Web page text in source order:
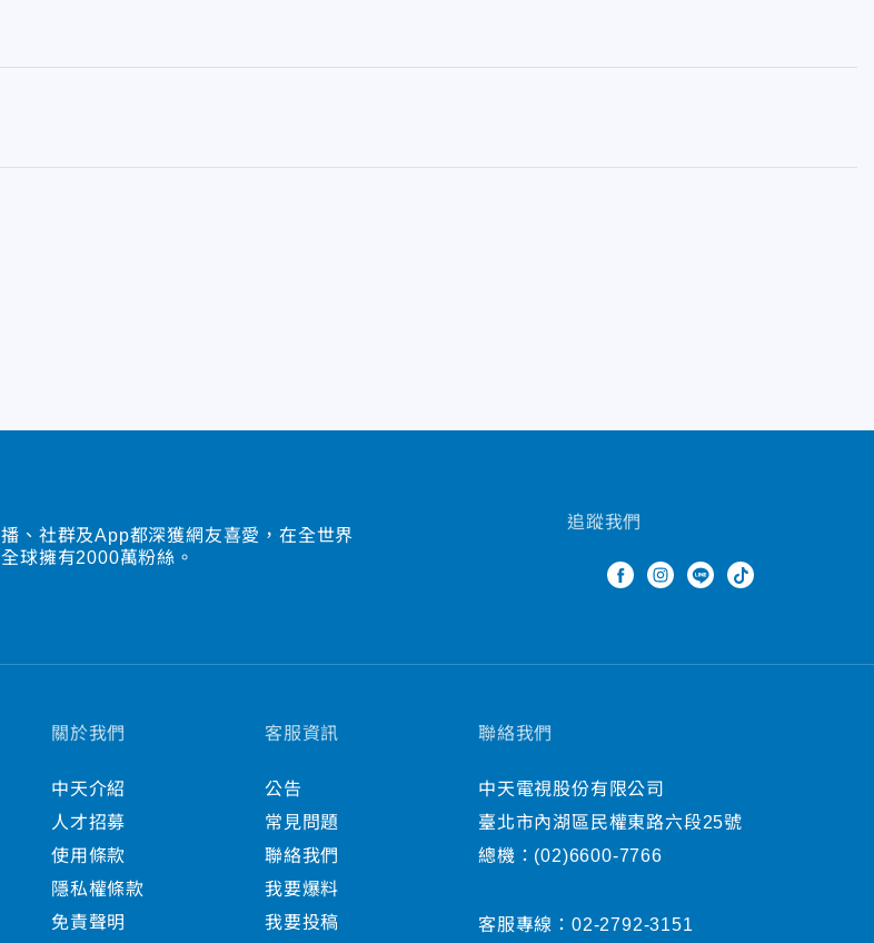
、社群及App都深獲網友喜愛，在全世界
球擁有2000萬粉絲。
追蹤我們
關於我們
中天介紹
人才招募
使用條款
隱私權條款
免責聲明
客服資訊
公告
常見問題
聯絡我們
我要爆料
我要投稿
聯絡我們
中天電視股份有限公司
臺北市內湖區民權東路六段25號
總機： (02)6600-7766
客服專線： 02-2792-3151